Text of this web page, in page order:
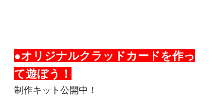
●オリジナルクラッドカードを作っ
て遊ぼう！
制作キット公開中！